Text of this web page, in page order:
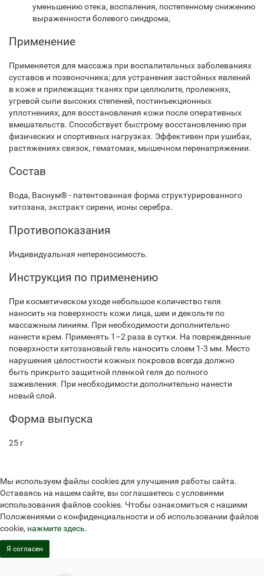
уменьшению отека, воспаления, постепенному снижению
выраженности болевого синдрома,
Применение
Применяется для массажа при воспалительных заболеваниях
суставов и позвоночника; для устранения застойных явлений
в коже и прилежащих тканях при целлюлите, пролежнях,
угревой сыпи высоких степеней, постинъекционных
уплотнениях, для восстановления кожи после оперативных
вмешательств. Способствует быстрому восстановлению при
физических и спортивных нагрузках. Эффективен при ушибах,
растяжениях связок, гематомах, мышечном перенапряжении.
Состав
Вода, Васнум® - патентованная форма структурированного
хитозана, экстракт сирени, ионы серебра.
Противопоказания
Индивидуальная непереносимость.
Инструкция по применению
При косметическом уходе небольшое количество геля
наносить на поверхность кожи лица, шеи и декольте по
массажным линиям. При необходимости дополнительно
нанести крем. Применять 1–2 раза в сутки. На поврежденные
поверхности хитозановый гель наносить слоем 1-3 мм. Место
нарушения целостности кожных покровов всегда должно
быть прикрыто защитной пленкой геля до полного
заживления. При необходимости дополнительно нанести
новый слой.
Форма выпуска
25 г
Мы используем файлы cookies для улучшения работы сайта.
Оставаясь на нашем сайте, вы соглашаетесь с условиями
использования файлов cookies. Чтобы ознакомиться с нашими
Положениями о конфиденциальности и об использовании файлов
cookie, нажмите здесь.
Я согласен